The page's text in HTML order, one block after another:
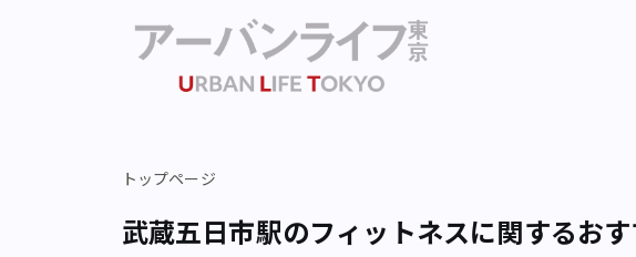
トップページ
武蔵五日市駅のフィットネスに関するお